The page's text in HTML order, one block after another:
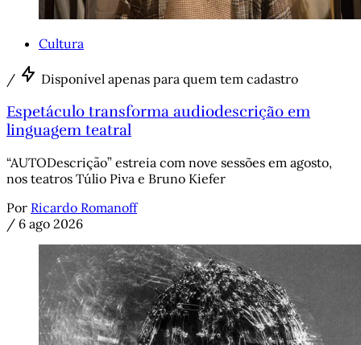
Cultura
/ Disponível apenas para quem tem cadastro
Espetáculo transforma audiodescrição em
linguagem teatral
“AUTODescrição” estreia com nove sessões em agosto,
nos teatros Túlio Piva e Bruno Kiefer
Por Ricardo Romanoff
/ 6 ago 2026